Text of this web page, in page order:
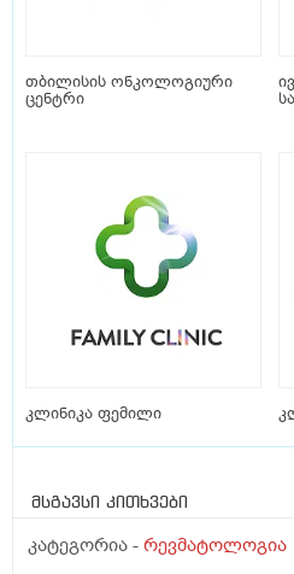
თბილისის ონკოლოგიური
ცენტრი
კლინიკა ფემილი
მსგავსი კითხვები
კატეგორია - რევმატოლოგია